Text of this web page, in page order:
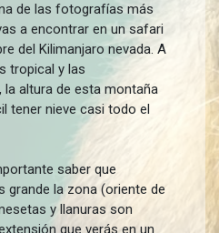
de las fotografías más
a encontrar en un safari
del Kilimanjaro nevada. A
tropical y las
la altura de esta montaña
tener nieve casi todo el
saber que
grande la zona (oriente de
y llanuras son
que verás en un